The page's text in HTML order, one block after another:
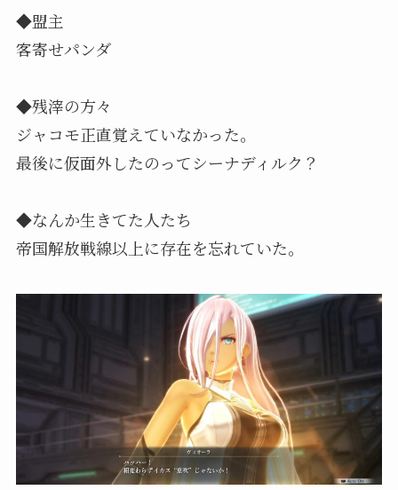
◆盟主
客寄せパンダ
◆残滓の方々
ジャコモ正直覚えていなかった。
最後に仮面外したのってシーナディルク？
◆なんか生きてた人たち
帝国解放戦線以上に存在を忘れていた。